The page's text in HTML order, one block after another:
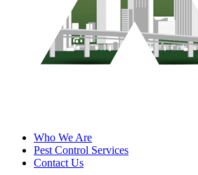
Who We Are
Pest Control Services
Contact Us